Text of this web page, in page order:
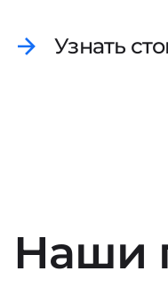
Узнать
Наши